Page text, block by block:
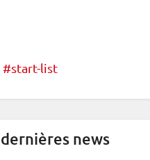
start-list
news